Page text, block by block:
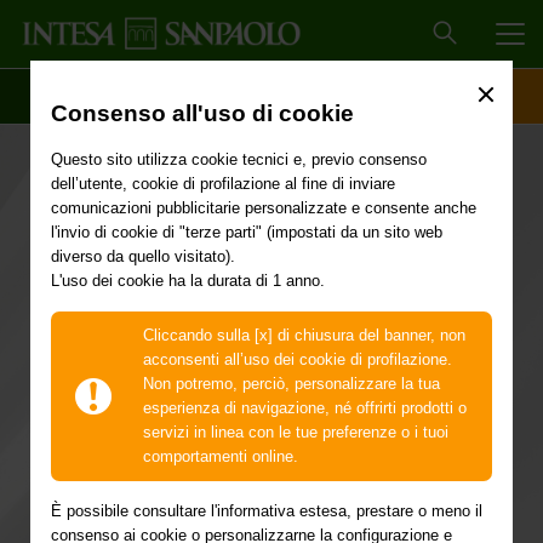
Consenso all'uso di cookie
Questo sito utilizza cookie tecnici e, previo consenso
dell’utente, cookie di profilazione al fine di inviare
comunicazioni pubblicitarie personalizzate e consente anche
l'invio di cookie di "terze parti" (impostati da un sito web
diverso da quello visitato).
L'uso dei cookie ha la durata di 1 anno.
Cliccando sulla [x] di chiusura del banner, non
acconsenti all’uso dei cookie di profilazione.
Non potremo, perciò, personalizzare la tua
esperienza di navigazione, né offrirti prodotti o
servizi in linea con le tue preferenze o i tuoi
comportamenti online.
È possibile consultare l'informativa estesa, prestare o meno il
consenso ai cookie o personalizzarne la configurazione e
iPhone 17 Pro Max
256 GB blu profondo
a rate da 70 euro al
mese per 20 mesi